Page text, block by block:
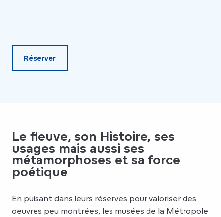
Réserver
Le fleuve, son Histoire, ses
usages mais aussi ses
métamorphoses et sa force
poétique
En puisant dans leurs réserves pour valoriser des
oeuvres peu montrées, les musées de la Métropole